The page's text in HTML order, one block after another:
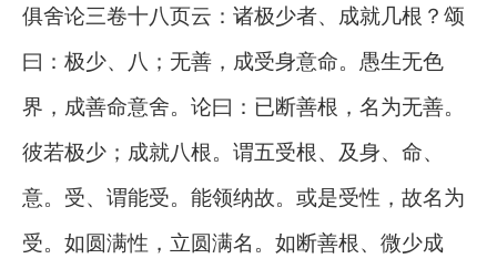
俱舍论三卷十八页云：诸极少者、成就几根？颂
曰：极少、八；无善，成受身意命。愚生无色
界，成善命意舍。论曰：已断善根，名为无善。
彼若极少；成就八根。谓五受根、及身、命、
意。受、谓能受。能领纳故。或是受性，故名为
受。如圆满性，立圆满名。如断善根、微少成